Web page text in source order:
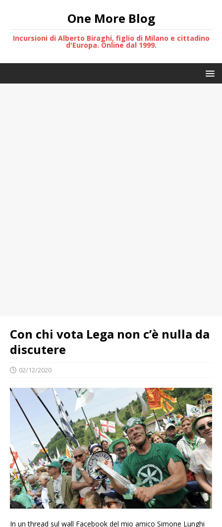
One More Blog
Incursioni di Alberto Biraghi, figlio di Milano e cittadino
d'Europa. Online dal 1999.
Con chi vota Lega non c’è nulla da
discutere
02/12/2020
In un thread sul wall Facebook del mio amico Simone Lunghi